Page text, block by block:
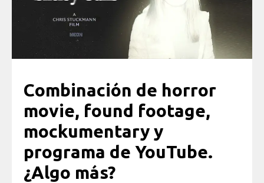
Combinación de horror
movie, found footage,
mockumentary y
programa de YouTube.
¿Algo más?